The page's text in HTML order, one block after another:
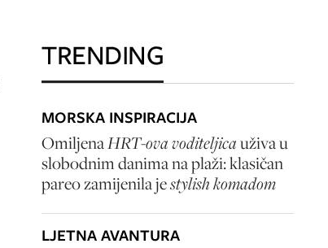
TRENDING
MORSKA INSPIRACIJA
OmiljenaHRT-ova voditeljicauživa u
slobodnim danima na plaži: klasičan
pareo zamijenila jestylish komadom
LJETNA AVANTURA